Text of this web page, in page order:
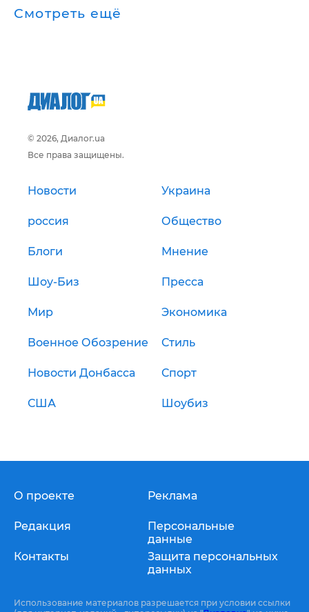
Смотреть ещё
© 2026, Диалог.ua
Все права защищены.
Новости Украина
россия Общество
Блоги Мнение
Шоу-Биз Пресса
Мир Экономика
Военное Обозрение Стиль
Новости Донбасса Спорт
США Шоубиз
О проекте
Редакция
Контакты
Реклама
Персональные
данные
Защита персональных
данных
Использование материалов разрешается при условии ссылки